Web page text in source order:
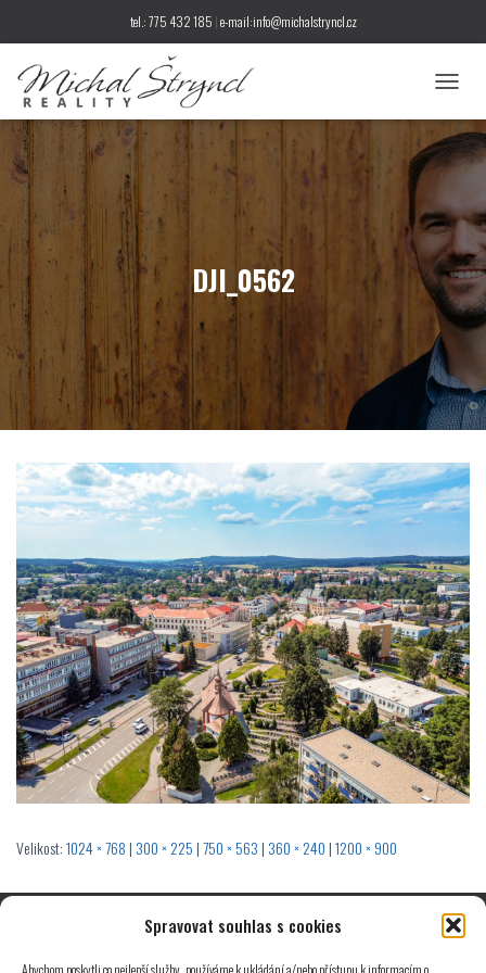
Spravovat souhlas s cookies
Abychom poskytli co nejlepší služby, používáme k ukládání a/nebo přístupu k informacím o
tel.: 775 432 185 |e-mail:info@michalstryncl.cz
Ř
E
P
U
T
N
A
V
I
G
C
I
DJI_0562
Velikost:1024 × 768 | 300 × 225 |750 × 563 | 360 × 240 |1200 × 900